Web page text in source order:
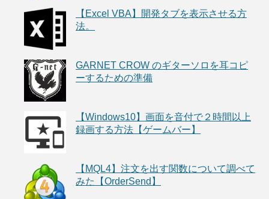
【Excel VBA】開発タブを表示させる方
法。
GARNET CROW のギターソロを耳コピ
ーするための準備
【Windows10】画面を音付で２時間以上
録画する方法【ゲームバー】
【MQL4】注文を出す関数について調べて
みた【OrderSend】